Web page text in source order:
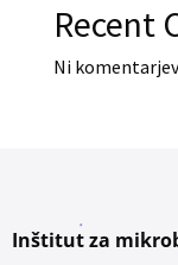
Recent
Ni
Inštitut za